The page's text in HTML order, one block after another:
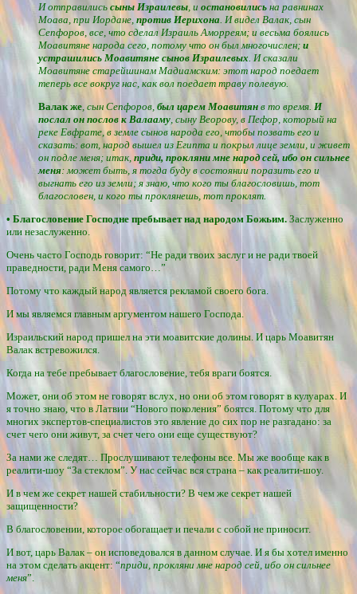
И отправились сыны Израилевы, и остановились на равнинах
Моава, при Иордане,против Иерихона. И видел Валак, сын
Сепфоров, все, что сделал Израиль Аморреям; и весьма боялись
Моавитяне народа сего, потому что он был многочислен; и
устрашились Моавитяне сынов Израилевых. И сказали
Моавитяне старейшинам Мадиамским: этот народ поедает
теперь все вокруг нас, как вол поедает траву полевую.
Валак же, сын Сепфоров, был царем Моавитян в то время. И
послал он послов к Валааму, сыну Веорову, в Пефор, который на
реке Евфрате, в земле сынов народа его, чтобы позвать его и
сказать: вот, народ вышел из Египта и покрыл лице земли, и живет
он подле меня; итак, приди, прокляни мне народ сей, ибо он сильнее
меня: может быть, я тогда буду в состоянии поразить его и
выгнать его из земли; я знаю, что кого ты благословишь, тот
благословен, и кого ты проклянешь, тот проклят.
• Благословение Господне пребывает над народом Божьим.Заслуженно
или незаслуженно.
Очень часто Господь говорит: “Не ради твоих заслуг и не ради твоей
праведности, ради Меня самого…”
Потому что каждый народ является рекламой своего бога.
И мы являемся главным аргументом нашего Господа.
Израильский народ пришел на эти моавитские долины. И царь Моавитян
Валак встревожился.
Когда на тебе пребывает благословение, тебя враги боятся.
Может, они об этом не говорят вслух, но они об этом говорят в кулуарах. И
я точно знаю, что в Латвии “Нового поколения” боятся. Потому что для
многих экспертов-специалистов это явление до сих пор не разгадано: за
счет чего они живут, за счет чего они еще существуют?
За нами же следят… Прослушивают телефоны все. Мы же вообще как в
реалити-шоу “За стеклом”. У нас сейчас вся страна – как реалити-шоу.
И в чем же секрет нашей стабильности? В чем же секрет нашей
защищенности?
В благословении, которое обогащает и печали с собой не приносит.
И вот, царь Валак – он исповедовался в данном случае. И я бы хотел именно
на этом сделать акцент: “приди, прокляни мне народ сей, ибо он сильнее
меня”.